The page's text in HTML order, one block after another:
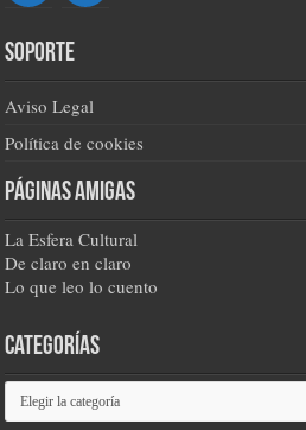
Soporte
Aviso Legal
Política de cookies
Páginas amigas
La Esfera Cultural
De claro en claro
Lo que leo lo cuento
Categorías
Categorías